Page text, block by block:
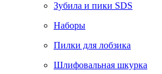
Зубила и пики SDS
Наборы
Пилки для лобзика
Шлифовальная шкурка